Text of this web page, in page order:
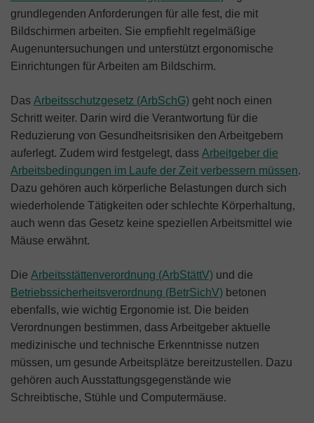
grundlegenden Anforderungen für alle fest, die mit
Bildschirmen arbeiten. Sie empfiehlt regelmäßige
Augenuntersuchungen und unterstützt ergonomische
Einrichtungen für Arbeiten am Bildschirm.
Das Arbeitsschutzgesetz (ArbSchG) geht noch einen
Schritt weiter. Darin wird die Verantwortung für die
Reduzierung von Gesundheitsrisiken den Arbeitgebern
auferlegt. Zudem wird festgelegt, dass Arbeitgeber die
Arbeitsbedingungen im Laufe der Zeit verbessern müssen.
Dazu gehören auch körperliche Belastungen durch sich
wiederholende Tätigkeiten oder schlechte Körperhaltung,
auch wenn das Gesetz keine speziellen Arbeitsmittel wie
Mäuse erwähnt.
Die Arbeitsstättenverordnung (ArbStättV) und die
Betriebssicherheitsverordnung (BetrSichV) betonen
ebenfalls, wie wichtig Ergonomie ist. Die beiden
Verordnungen bestimmen, dass Arbeitgeber aktuelle
medizinische und technische Erkenntnisse nutzen
müssen, um gesunde Arbeitsplätze bereitzustellen. Dazu
gehören auch Ausstattungsgegenstände wie
Schreibtische, Stühle und Computermäuse.